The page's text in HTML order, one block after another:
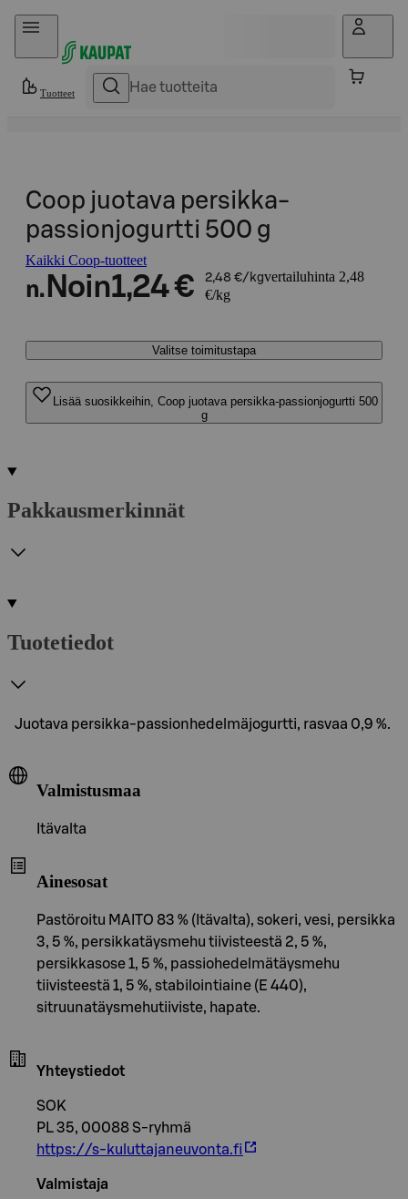
Hyppää sisältöön
Tuotteet
Coop juotava persikka-
passionjogurtti 500 g
Kaikki Coop-tuotteet
n. Noin1,24 € 2,48 €/kgvertailuhinta 2,48
€/kg
Valitse toimitustapa
Lisää suosikkeihin, Coop juotava persikka-passionjogurtti 500
g
Pakkausmerkinnät
Tuotetiedot
Juotava persikka-passionhedelmäjogurtti, rasvaa 0,9 %.
Valmistusmaa
Itävalta
Ainesosat
Pastöroitu MAITO 83 % (Itävalta), sokeri, vesi, persikka
3, 5 %, persikkatäysmehu tiivisteestä 2, 5 %,
persikkasose 1, 5 %, passiohedelmätäysmehu
tiivisteestä 1, 5 %, stabilointiaine (E 440),
sitruunatäysmehutiiviste, hapate.
Yhteystiedot
SOK
PL 35, 00088 S-ryhmä
https://s-kuluttajaneuvonta.fi
Valmistaja